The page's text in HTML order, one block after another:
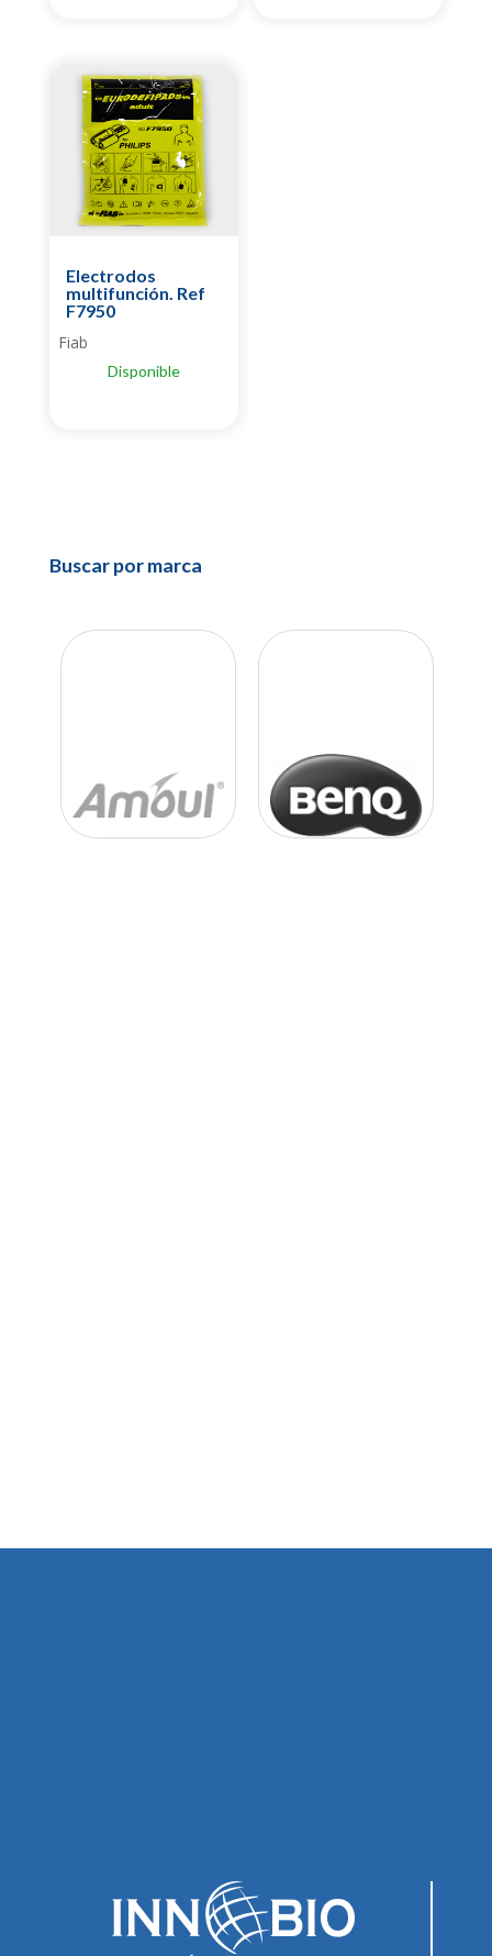
Electrodos
multifunción. Ref
F7950
Fiab
Disponible
Buscar por marca